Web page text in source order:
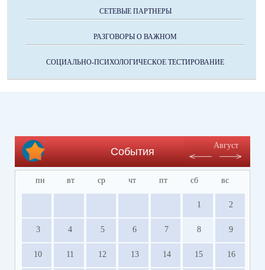
СЕТЕВЫЕ ПАРТНЕРЫ
РАЗГОВОРЫ О ВАЖНОМ
СОЦИАЛЬНО-ПСИХОЛОГИЧЕСКОЕ ТЕСТИРОВАНИЕ
События
Август
пн вт ср чт пт сб вс
1 2
3 4 5 6 7 8 9
10 11 12 13 14 15 16